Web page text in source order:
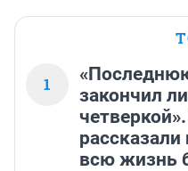
1
закончил
всю жизнь